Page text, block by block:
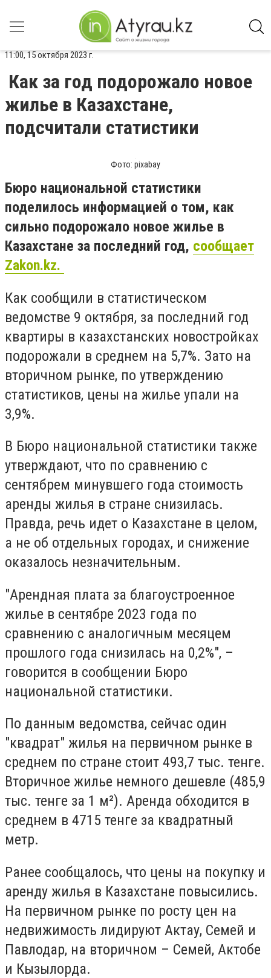
11:00, 15 октября 2023 г.
Как за год подорожало новое
жилье в Казахстане,
подсчитали статистики
Фото: pixabay
Бюро национальной статистики
поделилось информацией о том, как
сильно подорожало новое жилье в
Казахстане за последний год, сообщает
Zakon.kz.
Как сообщили в статистическом
ведомстве 9 октября, за последний год
квартиры в казахстанских новостройках
подорожали в среднем на 5,7%. Зато на
вторичном рынке, по утверждению
статистиков, цены на жилье упали на
3,9%.
В Бюро национальной статистики также
утверждают, что по сравнению с
сентябрем минувшего года стоимость
аренды жилья в стране снизилась.
Правда, речь идет о Казахстане в целом,
а не об отдельных городах, и снижение
оказалось незначительным.
"Арендная плата за благоустроенное
жилье в сентябре 2023 года по
сравнению с аналогичным месяцем
прошлого года снизилась на 0,2%", –
говорится в сообщении Бюро
национальной статистики.
По данным ведомства, сейчас один
"квадрат" жилья на первичном рынке в
среднем по стране стоит 493,7 тыс. тенге.
Вторичное жилье немного дешевле (485,9
тыс. тенге за 1 м²). Аренда обходится в
среднем в 4715 тенге за квадратный
метр.
Ранее сообщалось, что цены на покупку и
аренду жилья в Казахстане повысились.
На первичном рынке по росту цен на
недвижимость лидируют Актау, Семей и
Павлодар, на вторичном – Семей, Актобе
и Кызылорда.